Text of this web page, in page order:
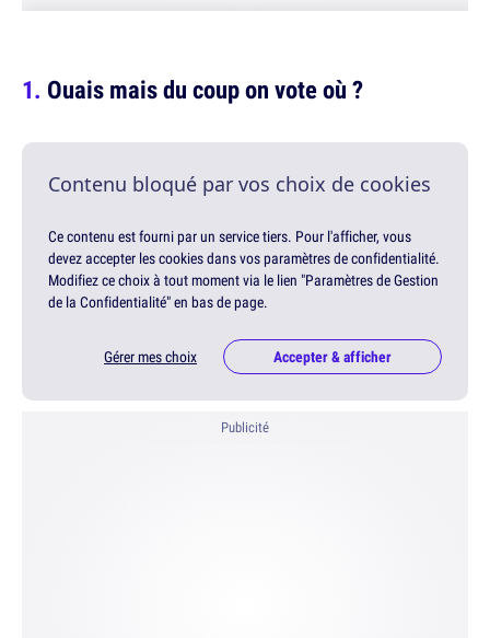
Ouais mais du coup on vote où ?
Contenu bloqué par vos choix de cookies
Ce contenu est fourni par un service tiers. Pour l'afficher, vous
devez accepter les cookies dans vos paramètres de confidentialité.
Modifiez ce choix à tout moment via le lien "Paramètres de Gestion
de la Confidentialité" en bas de page.
Gérer mes choix Accepter & afficher
Publicité